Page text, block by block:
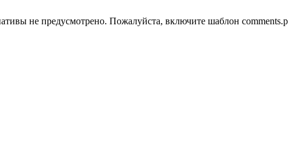
не предусмотрено. Пожалуйста, включите шаблон